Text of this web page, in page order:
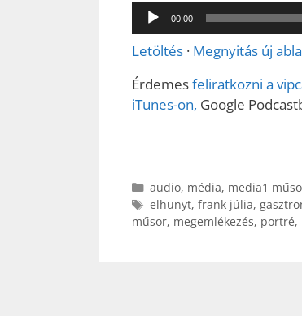
Audió
lejátszó
00:00
Letöltés · Megnyitás új
Érdemesfeliratkozni a
iTunes-on, Google
Kategória
audio, média, media1
Címkék
elhunyt, frank júlia,
műsor, megemlékezés, portré,